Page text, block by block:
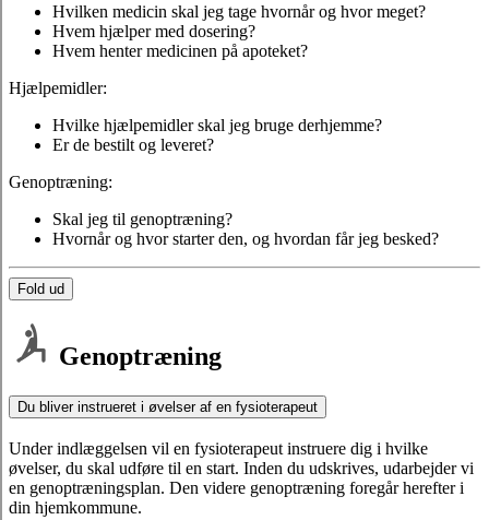
Hvilken medicin skal jeg tage hvornår og hvor meget?
Hvem hjælper med dosering?
Hvem henter medicinen på apoteket?
Hjælpemidler:
Hvilke hjælpemidler skal jeg bruge derhjemme?
Er de bestilt og leveret?
Genoptræning:
Skal jeg til genoptræning?
Hvornår og hvor starter den, og hvordan får jeg besked?
Fold ud
Genoptræning
Du bliver instrueret i øvelser af en fysioterapeut
Under indlæggelsen vil en fysioterapeut instruere dig i hvilke
øvelser, du skal udføre til en start. Inden du udskrives, udarbejder vi
en genoptræningsplan. Den videre genoptræning foregår herefter i
din hjemkommune.